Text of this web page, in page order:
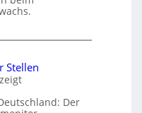
Stellen
Der